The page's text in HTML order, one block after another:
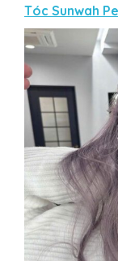
Tóc Sunwah